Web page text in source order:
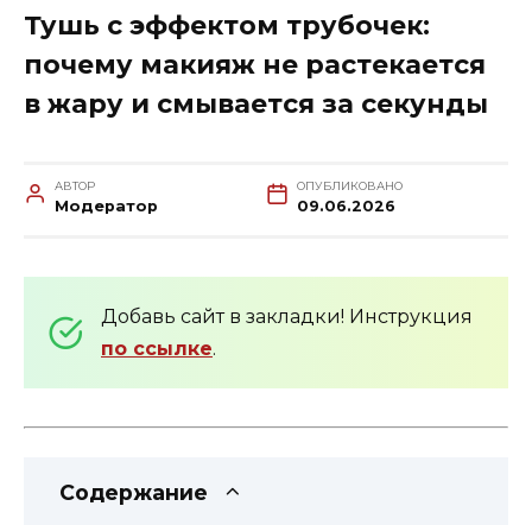
Тушь с эффектом трубочек:
почему макияж не растекается
в жару и смывается за секунды
АВТОР
Модератор
ОПУБЛИКОВАНО
09.06.2026
Добавь сайт в закладки! Инструкция
по ссылке.
Содержание